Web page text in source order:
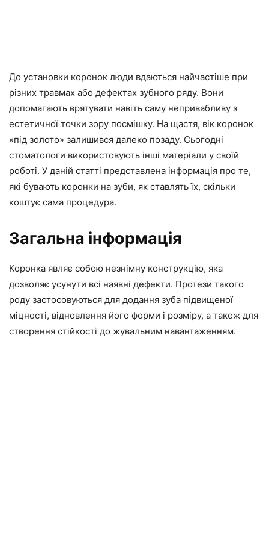
До установки коронок люди вдаються найчастіше при
різних травмах або дефектах зубного ряду. Вони
допомагають врятувати навіть саму непривабливу з
естетичної точки зору посмішку. На щастя, вік коронок
«під золото» залишився далеко позаду. Сьогодні
стоматологи використовують інші матеріали у своїй
роботі. У даній статті представлена інформація про те,
які бувають коронки на зуби, як ставлять їх, скільки
коштує сама процедура.
Загальна інформація
Коронка являє собою незнімну конструкцію, яка
дозволяє усунути всі наявні дефекти. Протези такого
роду застосовуються для додання зуба підвищеної
міцності, відновлення його форми і розміру, а також для
створення стійкості до жувальним навантаженням.